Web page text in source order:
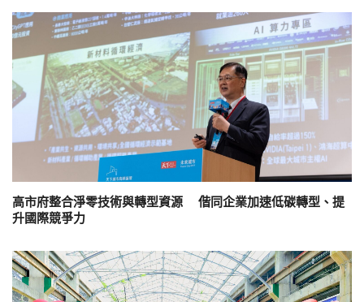
高市府整合淨零技術與轉型資源 偕同企業加速低碳轉型、提
升國際競爭力